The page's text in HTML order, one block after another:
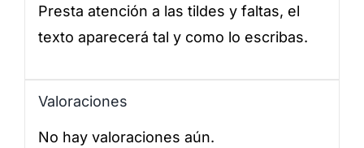
Presta atención a las tildes y faltas, el
texto aparecerá tal y como lo escribas.
Valoraciones
No hay valoraciones aún.